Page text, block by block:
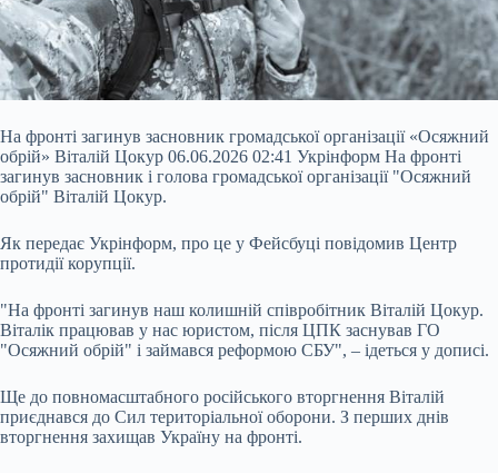
На фронті загинув засновник громадської організації «Осяжний
обрій» Віталій Цокур 06.06.2026 02:41 Укрінформ На фронті
загинув засновник і голова громадської організації "Осяжний
обрій" Віталій Цокур.
Як передає Укрінформ, про це у Фейсбуці повідомив Центр
протидії корупції.
"На фронті загинув наш колишній співробітник Віталій Цокур.
Віталік працював у нас юристом, після ЦПК заснував ГО
"Осяжний обрій" і займався реформою СБУ", – ідеться у дописі.
Ще до повномасштабного російського вторгнення Віталій
приєднався до Сил територіальної оборони. З перших днів
вторгнення захищав Україну на фронті.